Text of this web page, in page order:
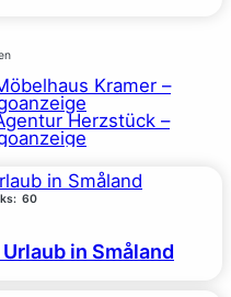
60
in Småland